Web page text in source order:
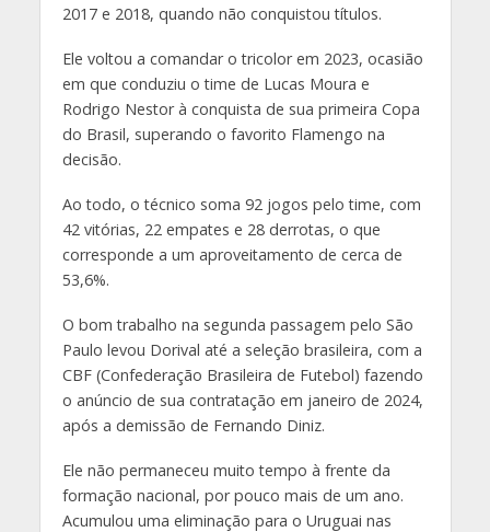
2017 e 2018, quando não conquistou títulos.
Ele voltou a comandar o tricolor em 2023, ocasião
em que conduziu o time de Lucas Moura e
Rodrigo Nestor à conquista de sua primeira Copa
do Brasil, superando o favorito Flamengo na
decisão.
Ao todo, o técnico soma 92 jogos pelo time, com
42 vitórias, 22 empates e 28 derrotas, o que
corresponde a um aproveitamento de cerca de
53,6%.
O bom trabalho na segunda passagem pelo São
Paulo levou Dorival até a seleção brasileira, com a
CBF (Confederação Brasileira de Futebol) fazendo
o anúncio de sua contratação em janeiro de 2024,
após a demissão de Fernando Diniz.
Ele não permaneceu muito tempo à frente da
formação nacional, por pouco mais de um ano.
Acumulou uma eliminação para o Uruguai nas